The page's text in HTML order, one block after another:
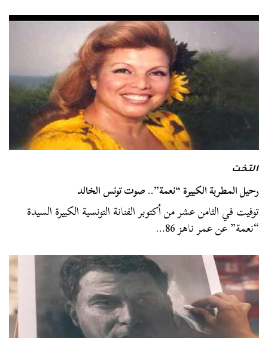
التخت
رحيل المطربة الكبيرة “نعمة”.. صوت تونس الخالد
توفيت في الثامن عشر من أكتوبر الفنانة التونسية الكبيرة السيدة
“نعمة” عن عمر ناهز 86…